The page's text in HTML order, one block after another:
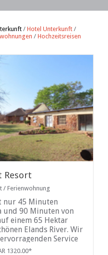
/ Hotel Unterkunft/
/ Hochzeitsreisen
Resort
/ Ferienwohnung
nur 45 Minuten
und 90 Minuten von
einem 65 Hektar
Elands River. Wir
Service
bei uns so
1320.00*